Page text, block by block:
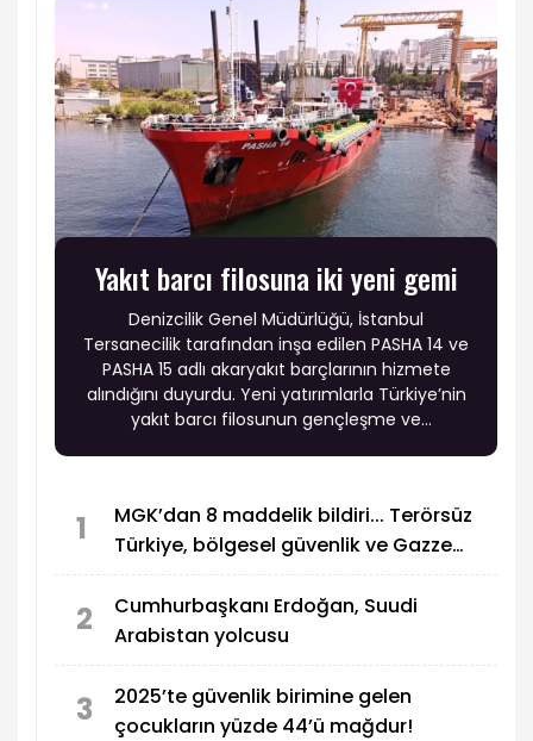
Yakıt barcı filosuna iki yeni gemi
Denizcilik Genel Müdürlüğü, İstanbul
Tersanecilik tarafından inşa edilen PASHA 14 ve
PASHA 15 adlı akaryakıt barçlarının hizmete
alındığını duyurdu. Yeni yatırımlarla Türkiye’nin
yakıt barcı filosunun gençleşme ve
1
MGK’dan 8 maddelik bildiri... Terörsüz
Türkiye, bölgesel güvenlik ve Gazze
2
Cumhurbaşkanı Erdoğan, Suudi
Arabistan yolcusu
3
2025’te güvenlik birimine gelen
çocukların yüzde 44’ü mağdur!